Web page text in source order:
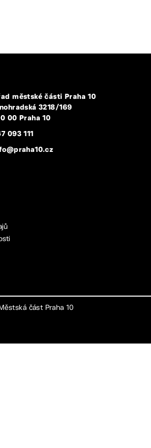
městské části Praha 10
3218/169
00 Praha 10
093 111
část Praha 10